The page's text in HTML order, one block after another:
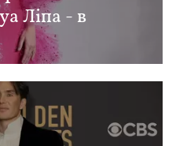
Ліпа - в